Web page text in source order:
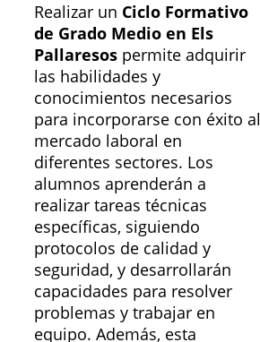
Realizar un Ciclo Formativo
de Grado Medio en Els
Pallaresos permite adquirir
las habilidades y
conocimientos necesarios
para incorporarse con éxito al
mercado laboral en
diferentes sectores. Los
alumnos aprenderán a
realizar tareas técnicas
específicas, siguiendo
protocolos de calidad y
seguridad, y desarrollarán
capacidades para resolver
problemas y trabajar en
equipo. Además, esta